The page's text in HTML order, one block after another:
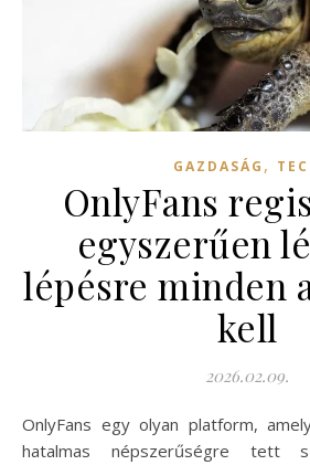
GAZDASÁG ,
OnlyFans
egyszerűen
lépésre minden
kell
2026.02.09.
OnlyFans egy olyan platform, amely az utóbbi években
hatalmas népszerűségre tett